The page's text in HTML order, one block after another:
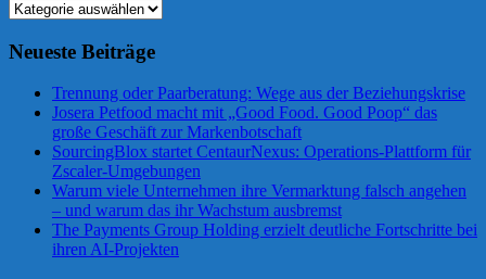
Kategorien
Neueste Beiträge
Trennung oder Paarberatung: Wege aus der Beziehungskrise
Josera Petfood macht mit „Good Food. Good Poop“ das
große Geschäft zur Markenbotschaft
SourcingBlox startet CentaurNexus: Operations-Plattform für
Zscaler-Umgebungen
Warum viele Unternehmen ihre Vermarktung falsch angehen
– und warum das ihr Wachstum ausbremst
The Payments Group Holding erzielt deutliche Fortschritte bei
ihren AI-Projekten